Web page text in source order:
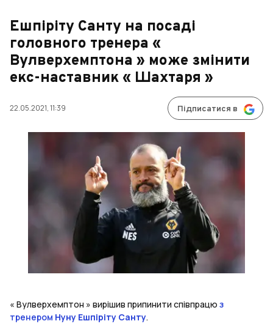
Ешпіріту Санту на посаді
головного тренера «
Вулверхемптона » може змінити
екс-наставник « Шахтаря »
22.05.2021, 11:39 Підписатися в
« Вулверхемптон » вирішив припинити співпрацю з
тренером Нуну Ешпіріту Санту.